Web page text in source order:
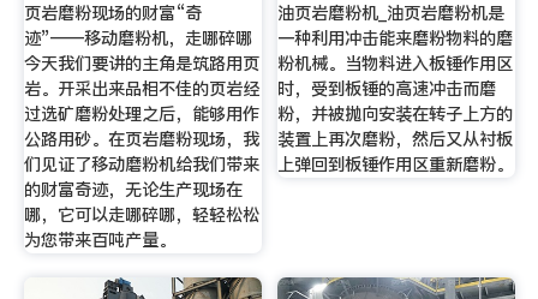
页岩磨粉现场的财富“奇
迹”——移动磨粉机，走哪碎哪
今天我们要讲的主角是筑路用页
岩。开采出来品相不佳的页岩经
过选矿磨粉处理之后，能够用作
公路用砂。在页岩磨粉现场，我
们见证了移动磨粉机给我们带来
的财富奇迹，无论生产现场在
哪，它可以走哪碎哪，轻轻松松
为您带来百吨产量。
油页岩磨粉机_油页岩磨粉机是
一种利用冲击能来磨粉物料的磨
粉机械。当物料进入板锤作用区
时，受到板锤的高速冲击而磨
粉，并被抛向安装在转子上方的
装置上再次磨粉，然后又从衬板
上弹回到板锤作用区重新磨粉。